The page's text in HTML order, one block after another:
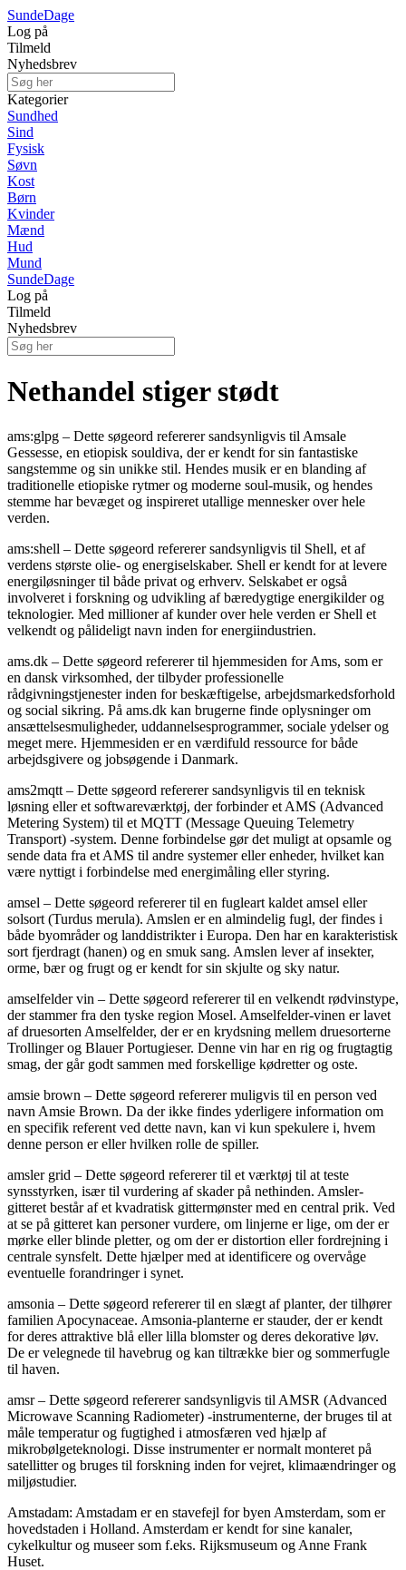
SundeDage
Log på
Tilmeld
Nyhedsbrev
Kategorier
Sundhed
Sind
Fysisk
Søvn
Kost
Børn
Kvinder
Mænd
Hud
Mund
SundeDage
Log på
Tilmeld
Nyhedsbrev
Nethandel stiger stødt
ams:glpg – Dette søgeord refererer sandsynligvis til Amsale
Gessesse, en etiopisk souldiva, der er kendt for sin fantastiske
sangstemme og sin unikke stil. Hendes musik er en blanding af
traditionelle etiopiske rytmer og moderne soul-musik, og hendes
stemme har bevæget og inspireret utallige mennesker over hele
verden.
ams:shell – Dette søgeord refererer sandsynligvis til Shell, et af
verdens største olie- og energiselskaber. Shell er kendt for at levere
energiløsninger til både privat og erhverv. Selskabet er også
involveret i forskning og udvikling af bæredygtige energikilder og
teknologier. Med millioner af kunder over hele verden er Shell et
velkendt og pålideligt navn inden for energiindustrien.
ams.dk – Dette søgeord refererer til hjemmesiden for Ams, som er
en dansk virksomhed, der tilbyder professionelle
rådgivningstjenester inden for beskæftigelse, arbejdsmarkedsforhold
og social sikring. På ams.dk kan brugerne finde oplysninger om
ansættelsesmuligheder, uddannelsesprogrammer, sociale ydelser og
meget mere. Hjemmesiden er en værdifuld ressource for både
arbejdsgivere og jobsøgende i Danmark.
ams2mqtt – Dette søgeord refererer sandsynligvis til en teknisk
løsning eller et softwareværktøj, der forbinder et AMS (Advanced
Metering System) til et MQTT (Message Queuing Telemetry
Transport) -system. Denne forbindelse gør det muligt at opsamle og
sende data fra et AMS til andre systemer eller enheder, hvilket kan
være nyttigt i forbindelse med energimåling eller styring.
amsel – Dette søgeord refererer til en fugleart kaldet amsel eller
solsort (Turdus merula). Amslen er en almindelig fugl, der findes i
både byområder og landdistrikter i Europa. Den har en karakteristisk
sort fjerdragt (hanen) og en smuk sang. Amslen lever af insekter,
orme, bær og frugt og er kendt for sin skjulte og sky natur.
amselfelder vin – Dette søgeord refererer til en velkendt rødvinstype,
der stammer fra den tyske region Mosel. Amselfelder-vinen er lavet
af druesorten Amselfelder, der er en krydsning mellem druesorterne
Trollinger og Blauer Portugieser. Denne vin har en rig og frugtagtig
smag, der går godt sammen med forskellige kødretter og oste.
amsie brown – Dette søgeord refererer muligvis til en person ved
navn Amsie Brown. Da der ikke findes yderligere information om
en specifik referent ved dette navn, kan vi kun spekulere i, hvem
denne person er eller hvilken rolle de spiller.
amsler grid – Dette søgeord refererer til et værktøj til at teste
synsstyrken, især til vurdering af skader på nethinden. Amsler-
gitteret består af et kvadratisk gittermønster med en central prik. Ved
at se på gitteret kan personer vurdere, om linjerne er lige, om der er
mørke eller blinde pletter, og om der er distortion eller fordrejning i
centrale synsfelt. Dette hjælper med at identificere og overvåge
eventuelle forandringer i synet.
amsonia – Dette søgeord refererer til en slægt af planter, der tilhører
familien Apocynaceae. Amsonia-planterne er stauder, der er kendt
for deres attraktive blå eller lilla blomster og deres dekorative løv.
De er velegnede til havebrug og kan tiltrække bier og sommerfugle
til haven.
amsr – Dette søgeord refererer sandsynligvis til AMSR (Advanced
Microwave Scanning Radiometer) -instrumenterne, der bruges til at
måle temperatur og fugtighed i atmosfæren ved hjælp af
mikrobølgeteknologi. Disse instrumenter er normalt monteret på
satellitter og bruges til forskning inden for vejret, klimaændringer og
miljøstudier.
Amstadam: Amstadam er en stavefejl for byen Amsterdam, som er
hovedstaden i Holland. Amsterdam er kendt for sine kanaler,
cykelkultur og museer som f.eks. Rijksmuseum og Anne Frank
Huset.